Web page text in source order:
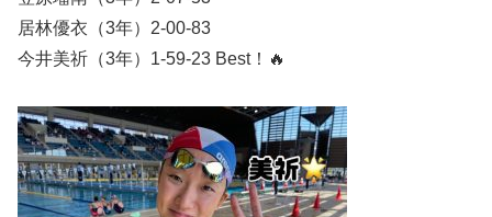
居林優衣（3年）2-00-83
今井美祈（3年）1-59-23 Best！🔥